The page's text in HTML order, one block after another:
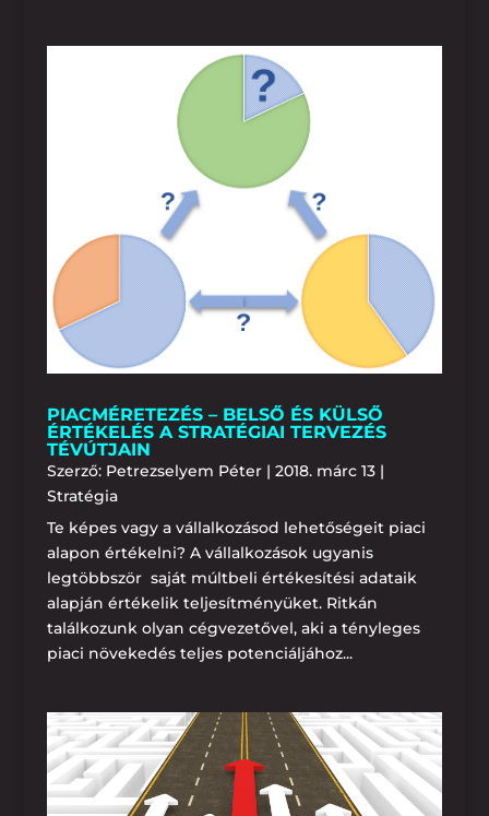
PIACMÉRETEZÉS – BELSŐ ÉS KÜLSŐ
ÉRTÉKELÉS A STRATÉGIAI TERVEZÉS
TÉVÚTJAIN
Szerző: Petrezselyem Péter| 2018. márc 13|
Stratégia
Te képes vagy a vállalkozásod lehetőségeit piaci
alapon értékelni? A vállalkozások ugyanis
legtöbbször saját múltbeli értékesítési adataik
alapján értékelik teljesítményüket. Ritkán
találkozunk olyan cégvezetővel, aki a tényleges
piaci növekedés teljes potenciáljához...